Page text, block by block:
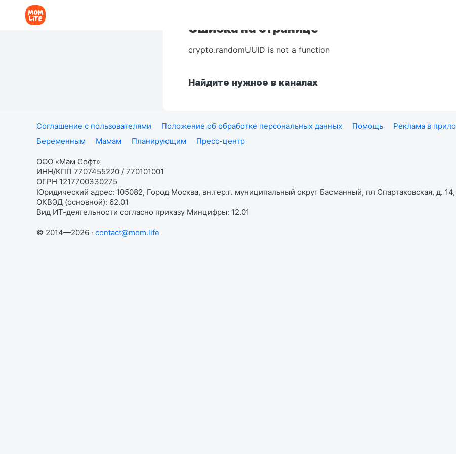
Ошибка на странице
crypto.randomUUID is not a function
Найдите нужное в каналах
Соглашение с пользователями Положение об обработке персональных данных Помощь Реклама в
Беременным
Мамам Планирующим Пресс-центр
ООО «Мам Софт»
ИНН/КПП 7707455220 / 770101001
ОГРН 1217700330275
Юридический адрес: 105082, Город Москва, вн.тер.г. муниципальный округ Басманный, пл Спартаковская, д.
ОКВЭД (основной): 62.01
Вид ИТ-деятельности согласно приказу Минцифры: 12.01
© 2014—2026 · contact@mom.life